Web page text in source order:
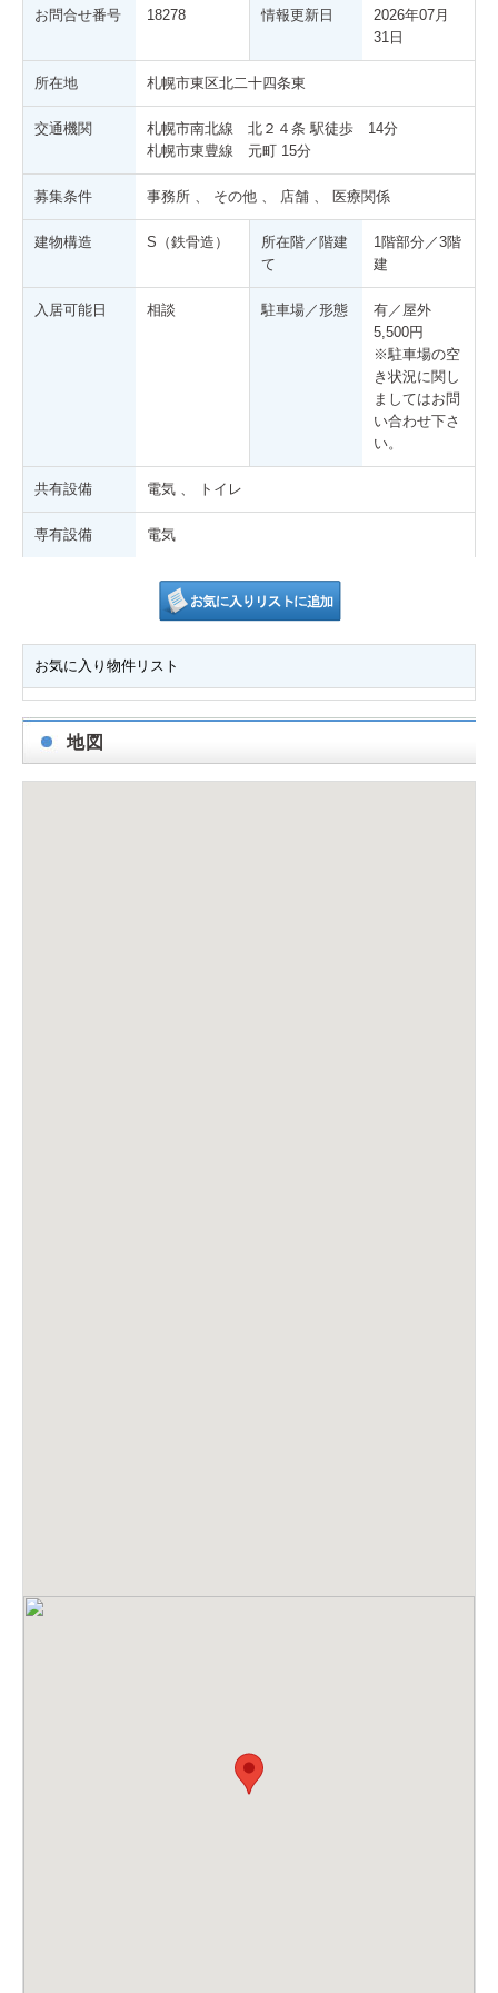
お問合せ番号 18278 情報更新日
2026年07月
31日
所在地 札幌市東区北二十四条東
交通機関
札幌市南北線 北２４条 駅徒歩 14分
札幌市東豊線 元町 15分
募集条件 事務所 、 その他 、 店舗 、 医療関係
建物構造 S（鉄骨造）
所在階／階建
て
1階部分／3階
建
入居可能日 相談 駐車場／形態
有／屋外
5,500円
※駐車場の空
き状況に関し
ましてはお問
い合わせ下さ
い。
共有設備 電気 、 トイレ
専有設備 電気
お気に入り物件リスト
地図